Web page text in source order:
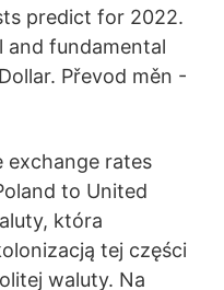
predict for 2022.
and fundamental
Převod měn -
exchange rates
to United
która
tej części
waluty. Na